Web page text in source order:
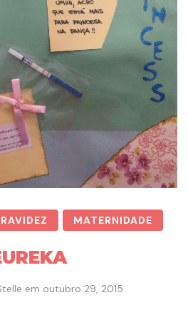
MATERNIDADE
em outubro 29, 2015